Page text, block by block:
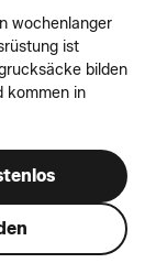
wochenlanger
ist
bilden
kommen in